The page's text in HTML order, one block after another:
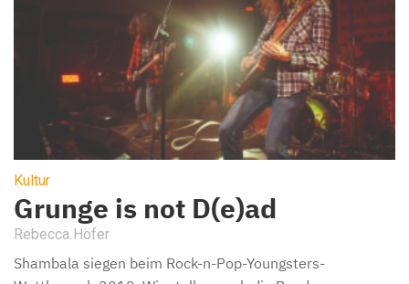
Kultur
Grunge is not D(e)ad
Rebecca Höfer
Shambala siegen beim Rock-n-Pop-Youngsters-